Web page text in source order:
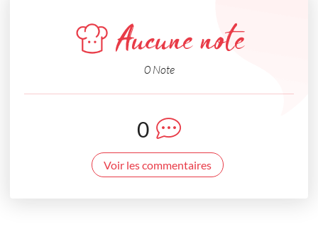
Aucune note
0 Note
0
Voir les commentaires